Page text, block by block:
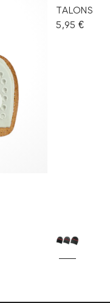
TALONS
5,95 €